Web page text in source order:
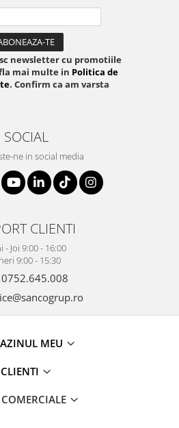
newsletter cu promotiile
mai multe in Politica de
. Confirm ca am varsta
SOCIAL
ne in social media
CLIENTI
- Joi 9:00 - 16:00
9:00 - 15:30
0752.645.008
MEU
CLIENTI